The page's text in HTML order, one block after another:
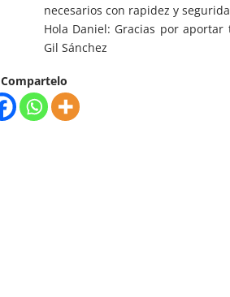
necesarios con rapidez y
Hola Daniel: Gracias por
Gil Sánchez
Compartelo